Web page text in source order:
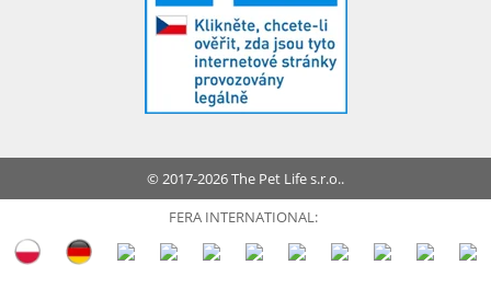
© 2017-2026 The Pet Life s.r.o..
FERA INTERNATIONAL: